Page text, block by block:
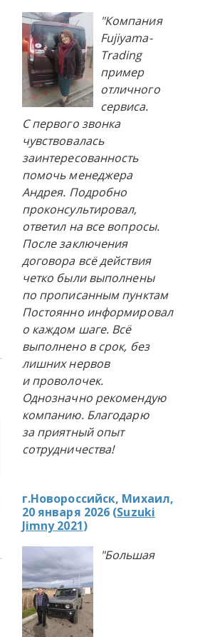
ПРИМЕР ЗАКАЗА
АВТОМОБИЛЯ ИЗ ЯПОНИИ
"Компания
Fujiyama-
Trading
пример
отличного
сервиса.
С первого звонка
чувствовалась
заинтересованность
помочь менеджера
Андрея. Подробно
проконсультировал,
ответил на все вопросы.
После заключения
договора всё действия
четко были выполнены
по прописанным пунктам
Постоянно информировал
о каждом шаге. Всё
выполнено в срок, без
лишних нервов
и проволочек.
Однозначно рекомендую
компанию. Благодарю
за приятный опыт
сотрудничества!
г.Новороссийск, Михаил,
20 января 2026 (Suzuki
Jimny 2021)
"Большая